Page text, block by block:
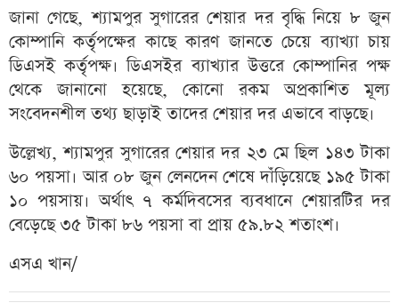
জানা গেছে, শ্যামপুর সুগারের শেয়ার দর বৃদ্ধি নিয়ে ৮ জুন
কোম্পানি কর্তৃপক্ষের কাছে কারণ জানতে চেয়ে ব্যাখ্যা চায়
ডিএসই কর্তৃপক্ষ। ডিএসইর ব্যাখ্যার উত্তরে কোম্পানির পক্ষ
থেকে জানানো হয়েছে, কোনো রকম অপ্রকাশিত মূল্য
সংবেদনশীল তথ্য ছাড়াই তাদের শেয়ার দর এভাবে বাড়ছে।
উল্লেখ্য, শ্যামপুর সুগারের শেয়ার দর ২৩ মে ছিল ১৪৩ টাকা
৬০ পয়সা। আর ০৮ জুন লেনদেন শেষে দাঁড়িয়েছে ১৯৫ টাকা
১০ পয়সায়। অর্থাৎ ৭ কর্মদিবসের ব্যবধানে শেয়ারটির দর
বেড়েছে ৩৫ টাকা ৮৬ পয়সা বা প্রায় ৫৯.৮২ শতাংশ।
এসএ খান/